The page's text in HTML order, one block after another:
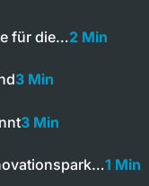
für die…2 Min
3 Min
3 Min
1 Min